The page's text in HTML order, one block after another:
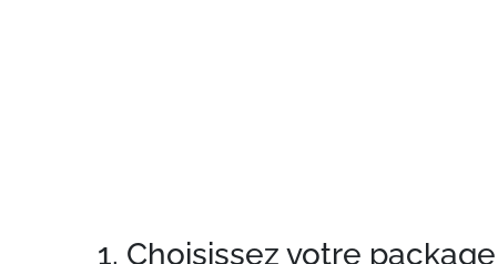
1. Choisissez votre package